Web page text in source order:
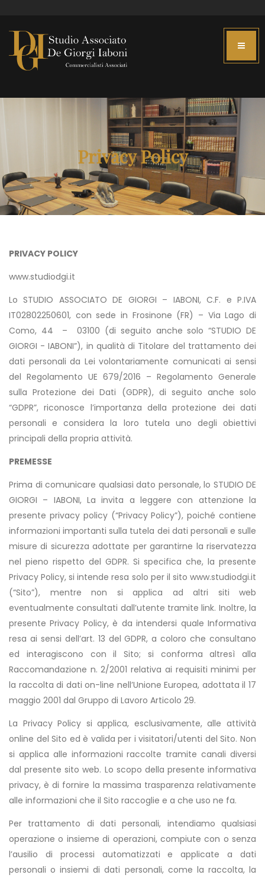
Privacy Policy
PRIVACY POLICY
www.studiodgi.it
Lo STUDIO ASSOCIATO DE GIORGI – IABONI, C.F. e P.IVA
IT02802250601, con sede in Frosinone (FR) – Via Lago di
Como, 44 – 03100 (di seguito anche solo “STUDIO DE
GIORGI - IABONI”), in qualità di Titolare del trattamento dei
dati personali da Lei volontariamente comunicati ai sensi
del Regolamento UE 679/2016 – Regolamento Generale
sulla Protezione dei Dati (GDPR), di seguito anche solo
“GDPR”, riconosce l’importanza della protezione dei dati
personali e considera la loro tutela uno degli obiettivi
principali della propria attività.
PREMESSE
Prima di comunicare qualsiasi dato personale, lo STUDIO DE
GIORGI – IABONI, La invita a leggere con attenzione la
presente privacy policy (“Privacy Policy”), poiché contiene
informazioni importanti sulla tutela dei dati personali e sulle
misure di sicurezza adottate per garantirne la riservatezza
nel pieno rispetto del GDPR. Si specifica che, la presente
Privacy Policy, si intende resa solo per il sito www.studiodgi.it
(“Sito”), mentre non si applica ad altri siti web
eventualmente consultati dall’utente tramite link. Inoltre, la
presente Privacy Policy, è da intendersi quale Informativa
resa ai sensi dell’art. 13 del GDPR, a coloro che consultano
ed interagiscono con il Sito; si conforma altresì alla
Raccomandazione n. 2/2001 relativa ai requisiti minimi per
la raccolta di dati on-line nell’Unione Europea, adottata il 17
maggio 2001 dal Gruppo di Lavoro Articolo 29.
La Privacy Policy si applica, esclusivamente, alle attività
online del Sito ed è valida per i visitatori/utenti del Sito. Non
si applica alle informazioni raccolte tramite canali diversi
dal presente sito web. Lo scopo della presente informativa
privacy, è di fornire la massima trasparenza relativamente
alle informazioni che il Sito raccoglie e a che uso ne fa.
Per trattamento di dati personali, intendiamo qualsiasi
operazione o insieme di operazioni, compiute con o senza
l’ausilio di processi automatizzati e applicate a dati
personali o insiemi di dati personali, come la raccolta, la